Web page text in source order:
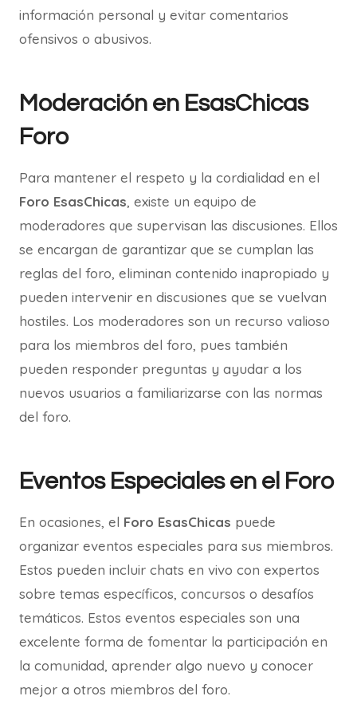
información personal y evitar comentarios
ofensivos o abusivos.
Moderación en EsasChicas
Foro
Para mantener el respeto y la cordialidad en el
Foro EsasChicas, existe un equipo de
moderadores que supervisan las discusiones. Ellos
se encargan de garantizar que se cumplan las
reglas del foro, eliminan contenido inapropiado y
pueden intervenir en discusiones que se vuelvan
hostiles. Los moderadores son un recurso valioso
para los miembros del foro, pues también
pueden responder preguntas y ayudar a los
nuevos usuarios a familiarizarse con las normas
del foro.
Eventos Especiales en el Foro
En ocasiones, el Foro EsasChicas puede
organizar eventos especiales para sus miembros.
Estos pueden incluir chats en vivo con expertos
sobre temas específicos, concursos o desafíos
temáticos. Estos eventos especiales son una
excelente forma de fomentar la participación en
la comunidad, aprender algo nuevo y conocer
mejor a otros miembros del foro.